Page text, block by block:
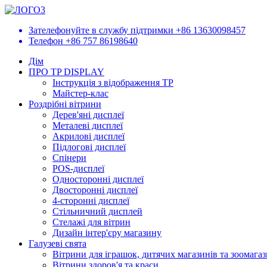
Зателефонуйте в службу підтримки +86 13630098457
Телефон +86 757 86198640
Дім
ПРО TP DISPLAY
Інструкція з відображення TP
Майстер-клас
Роздрібні вітрини
Дерев'яні дисплеї
Металеві дисплеї
Акрилові дисплеї
Підлогові дисплеї
Спінери
POS-дисплеї
Односторонні дисплеї
Двосторонні дисплеї
4-сторонні дисплеї
Стільничний дисплей
Стелажі для вітрин
Дизайн інтер'єру магазину
Галузеві свята
Вітрини для іграшок, дитячих магазинів та
Вітрини здоров'я та краси